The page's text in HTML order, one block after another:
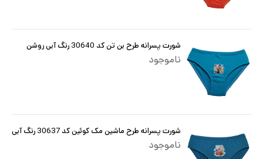
شورت پسرانه طرح بن تن کد 30640 رنگ آبی روشن
ناموجود
شورت پسرانه طرح ماشین مک کوئین کد 30637 رنگ آبی
ناموجود